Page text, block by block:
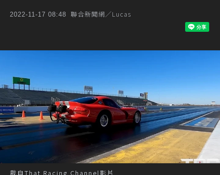
2022-11-17 08:48 聯合新聞網／Lucas
裁自That Racing Channel影片